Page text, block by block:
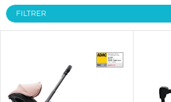
FILTRER